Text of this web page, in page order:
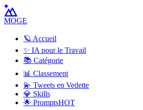
MOGE
🪐 Accueil
✨ IA pour le Travail
📚 Catégorie
📊 Classement
💫 Tweets en Vedette
💎 Skills
🌟 PromptsHOT